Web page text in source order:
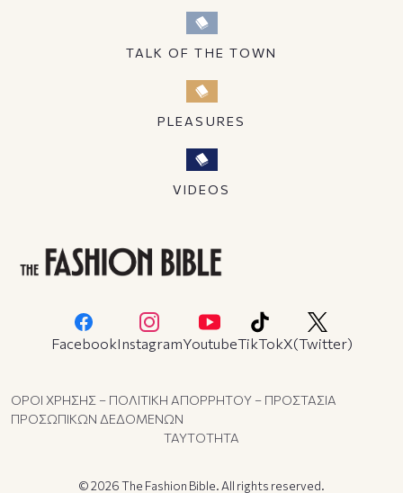
TALK OF THE TOWN
PLEASURES
VIDEOS
FacebookInstagramYoutubeTikTokX(Twitter)
ΟΡΟΙ ΧΡΗΣΗΣ – ΠΟΛΙΤΙΚΗ ΑΠΟΡΡΗΤΟΥ – ΠΡΟΣΤΑΣΙΑ
ΠΡΟΣΩΠΙΚΩΝ ΔΕΔΟΜΕΝΩΝ
ΤΑΥΤΟΤΗΤΑ
© 2026 The Fashion Bible. All rights reserved.